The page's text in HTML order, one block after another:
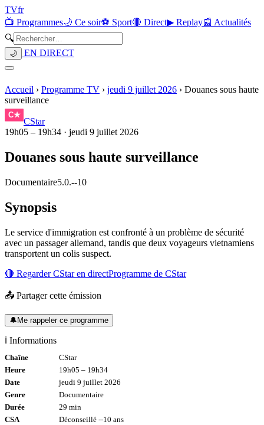
TVfr
📺 Programmes🌙 Ce soir⚽ Sport🔴 Direct▶ Replay📰 Actualités
🔍
🌙 EN DIRECT
Accueil › Programme TV › jeudi 9 juillet 2026 › Douanes sous haute
surveillance
CStar
19h05 – 19h34 · jeudi 9 juillet 2026
Douanes sous haute surveillance
Documentaire5.0.--10
Synopsis
Le service d'immigration est confronté à un problème de sécurité
avec un passager allemand, tandis que deux voyageurs vietnamiens
transportent un colis suspect.
🔴 RegarderCStaren directProgramme de CStar
📤 Partager cette émission
🔔Me rappeler ce programme
ℹ️ Informations
Chaîne
CStar
Heure
19h05 – 19h34
Date
jeudi 9 juillet 2026
Genre
Documentaire
Durée
29 min
CSA
Déconseillé --10 ans